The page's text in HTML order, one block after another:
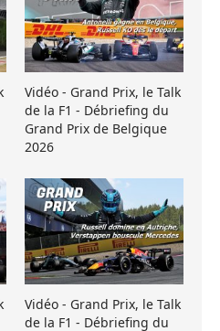
Vidéo - Grand Prix, le Talk
de la F1 - Débriefing du
Grand Prix de Belgique
2026
Vidéo - Grand Prix, le Talk
de la F1 - Débriefing du